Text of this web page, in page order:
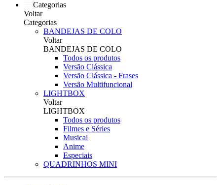
Categorias
Voltar
Categorias
BANDEJAS DE COLO
Voltar
BANDEJAS DE COLO
Todos os produtos
Versão Clássica
Versão Clássica - Frases
Versão Multifuncional
LIGHTBOX
Voltar
LIGHTBOX
Todos os produtos
Filmes e Séries
Musical
Anime
Especiais
QUADRINHOS MINI